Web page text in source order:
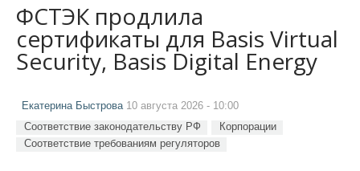
ФСТЭК продлила
сертификаты для Basis Virtual
Security, Basis Digital Energy
Екатерина Быстрова10 августа 2026 - 10:00
Соответствие законодательству РФ
Корпорации
Соответствие требованиям регуляторов